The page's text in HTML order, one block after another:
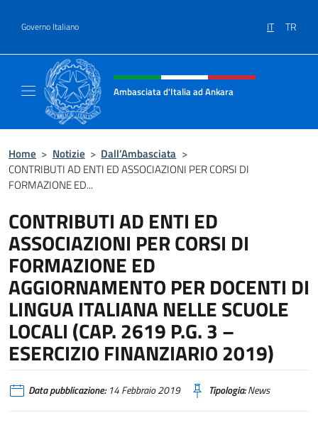
Governo Italiano IT TR
Intestazione sito, social e menù
Ambasciata d'Italia ad Ankara
Home > Notizie > Dall’Ambasciata >
CONTRIBUTI AD ENTI ED ASSOCIAZIONI PER CORSI DI
FORMAZIONE ED...
CONTRIBUTI AD ENTI ED
ASSOCIAZIONI PER CORSI DI
FORMAZIONE ED
AGGIORNAMENTO PER DOCENTI DI
LINGUA ITALIANA NELLE SCUOLE
LOCALI (CAP. 2619 P.G. 3 –
ESERCIZIO FINANZIARIO 2019)
Data pubblicazione:14 Febbraio 2019 Tipologia:News